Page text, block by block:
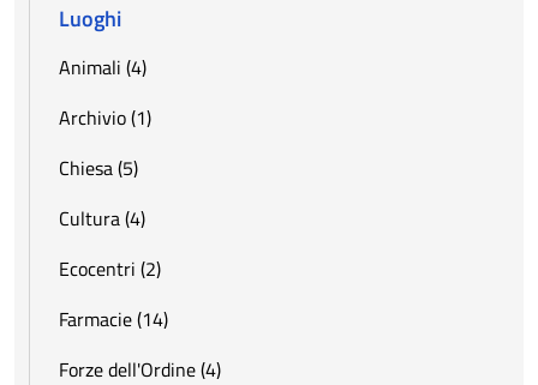
Luoghi
Animali (4)
Archivio (1)
Chiesa (5)
Cultura (4)
Ecocentri (2)
Farmacie (14)
Forze dell'Ordine (4)